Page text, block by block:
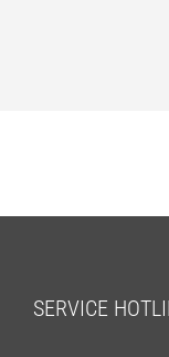
SERVICE